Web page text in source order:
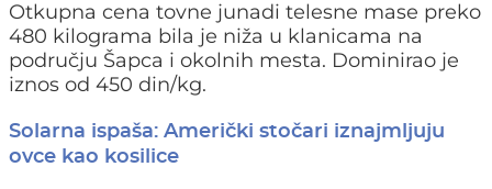
Otkupna cena tovne junadi telesne mase preko
480 kilograma bila je niža u klanicama na
području Šapca i okolnih mesta. Dominirao je
iznos od 450 din/kg.
Solarna ispaša: Američki stočari iznajmljuju
ovce kao kosilice